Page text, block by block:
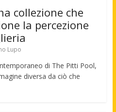
collezione che
la percezione
Lupo
di The Pitti Pool,
diversa da ciò che